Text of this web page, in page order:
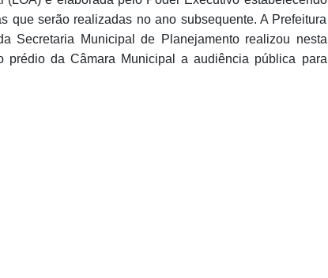
que serão realizadas no ano subsequente. A Prefeitura
Secretaria Municipal de Planejamento realizou nesta
prédio da Câmara Municipal a audiência pública para